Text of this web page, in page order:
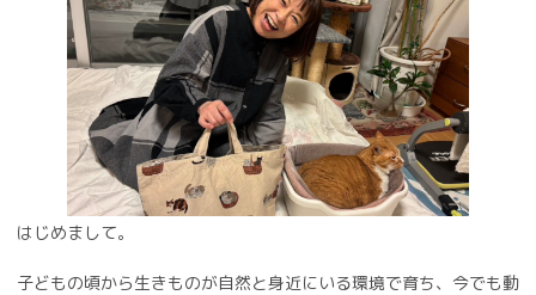
はじめまして。
子どもの頃から生きものが自然と身近にいる環境で育ち、今でも動